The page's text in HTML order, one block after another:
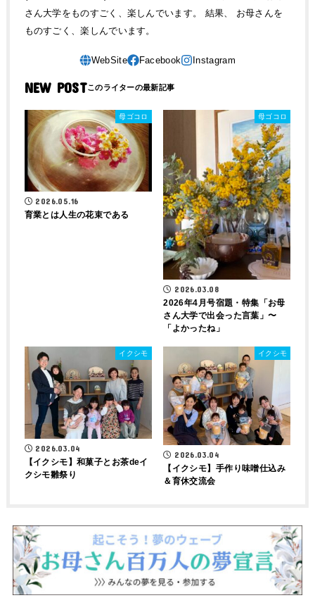
さん大学をものすごく、楽しんでいます。 結果、 お母さんを
ものすごく、楽しんでいます。
NEW POST
母ゴコロ
2026.05.16
育業とは人生の花束である
母ゴコロ
2026.03.08
2026年4月号宿題・特集「お母
さん大学で出会った言葉」〜
「よかったね」
イクシモ
2026.03.04
【イクシモ】和菓子とお茶deイ
クシモ雛祭り
イクシモ
2026.03.04
【イクシモ】手作り味噌仕込み
＆育休交流会